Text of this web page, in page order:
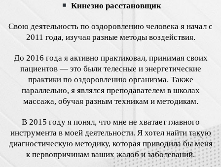
Кинезио расстановщик
Свою деятельность по оздоровлению человека я начал с
2011 года, изучая разные методы воздействия.
До 2016 года я активно практиковал, принимая своих
пациентов — это были телесные и энергетические
практики по оздоровлению организма. Также
параллельно, я являлся преподавателем в школах
массажа, обучая разным техникам и методикам.
В 2015 году я понял, что мне не хватает главного
инструмента в моей деятельности. Я хотел найти такую
диагностическую методику, которая приводила бы меня
к первопричинам ваших жалоб и заболеваний.